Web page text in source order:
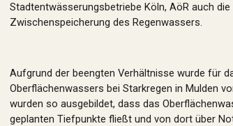
Stadtentwässerungsbetriebe Köln, AöR auch
Zwischenspeicherung des Regenwassers.
Aufgrund der beengten Verhältnisse wurde für
Oberflächenwassers bei Starkregen in Mulden
wurden so ausgebildet, dass das
geplanten Tiefpunkte fließt und von dort über